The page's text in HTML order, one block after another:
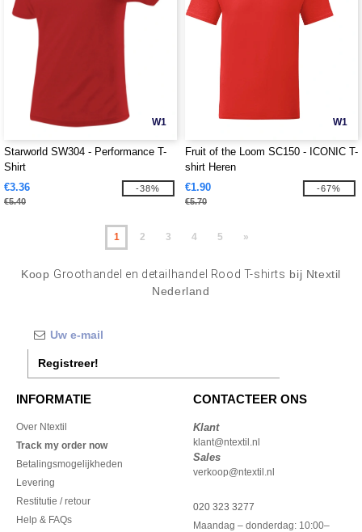
W1
Starworld SW304 - Performance T-
Shirt
€3.36
€5.40
-38%
W1
Fruit of the Loom SC150 - ICONIC T-
shirt Heren
€1.90
€5.70
-67%
1 2 3 4 5 »
Koop Groothandel en detailhandel Rood T-shirts bij Ntextil
Nederland
Registreer!
INFORMATIE
Over Ntextil
Track my order now
Betalingsmogelijkheden
Levering
Restitutie / retour
Help & FAQs
CONTACTEER ONS
Klant
klant@ntextil.nl
Sales
verkoop@ntextil.nl
020 323 3277
Maandag – donderdag: 10:00–